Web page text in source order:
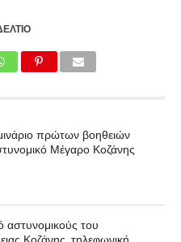
πρώτων βοηθειών
Μέγαρο Κοζάνης
αστυνομικούς του